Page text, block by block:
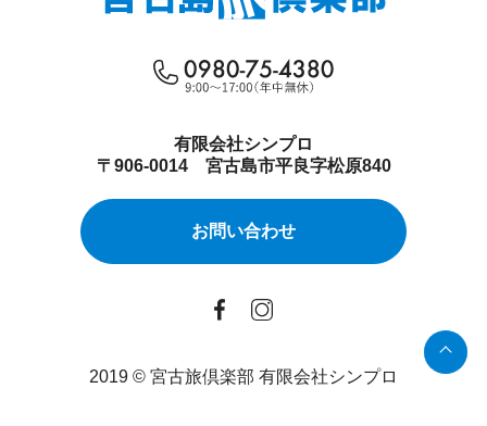
有限会社シンプロ
〒906-0014 宮古島市平良字松原840
お問い合わせ
2019 © 宮古旅倶楽部 有限会社シンプロ